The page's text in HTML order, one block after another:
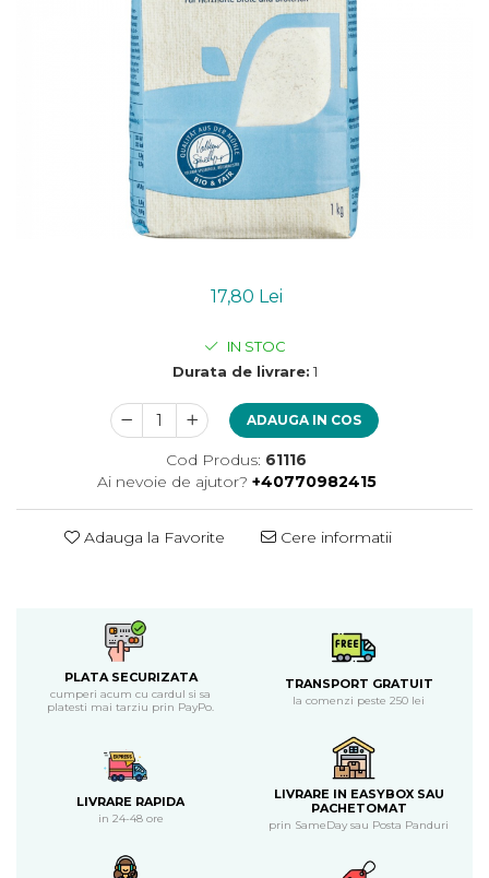
Mixuri bio si blaturi
Ciocolata, cacao si cafea
Cafea bio din cereale
Condimente si supe bio
Dulceata si creme bio
Compoturi bio
Creme bio din nuci si alune
Gemuri si dulceata bio
Piure bio din fructe
Dulciuri si batoane bio
Bomboane bio
Guma de mestecat bio
Jeleuri bio
Fructe, nuci, alune si seminte
Nuci si alune bio
Seminte bio pentru germinat
17,80 Lei
IN STOC
Durata de livrare: 1
ADAUGA IN COS
Cod Produs: 61116
Ai nevoie de ajutor? +40770982415
Adauga la Favorite Cere informatii
PLATA SECURIZATA
cumperi acum cu cardul si sa
platesti mai tarziu prin PayPo.
TRANSPORT GRATUIT
la comenzi peste 250 lei
LIVRARE RAPIDA
in 24-48 ore
LIVRARE IN EASYBOX SAU
PACHETOMAT
prin SameDay sau Posta Panduri